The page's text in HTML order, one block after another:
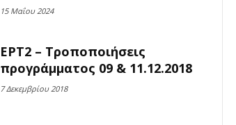
15 Μαΐου 2024
ΕΡΤ2 – Τροποποιήσεις
προγράμματος 09 & 11.12.2018
7 Δεκεμβρίου 2018